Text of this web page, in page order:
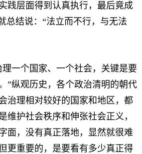
践层面得到认真执行，最后竟成
总结说：“法立而不行，与无法
一个国家、一个社会，关键是要
”纵观历史，各个政治清明的朝代
治理相对较好的国家和地区，都
护社会秩序和伸张社会正义，
面，没有真正落地，显然就很难
更重要的，是要看有多少真正得